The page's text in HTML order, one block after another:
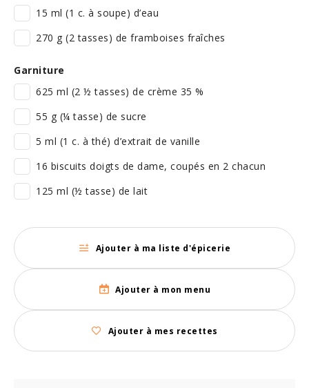
15 ml (1 c. à soupe) d’eau
270 g (2 tasses) de framboises fraîches
Garniture
625 ml (2 ½ tasses) de crème 35 %
55 g (¼ tasse) de sucre
5 ml (1 c. à thé) d’extrait de vanille
16 biscuits doigts de dame, coupés en 2 chacun
125 ml (½ tasse) de lait
Ajouter à ma liste d'épicerie
Ajouter à mon menu
Ajouter à mes recettes